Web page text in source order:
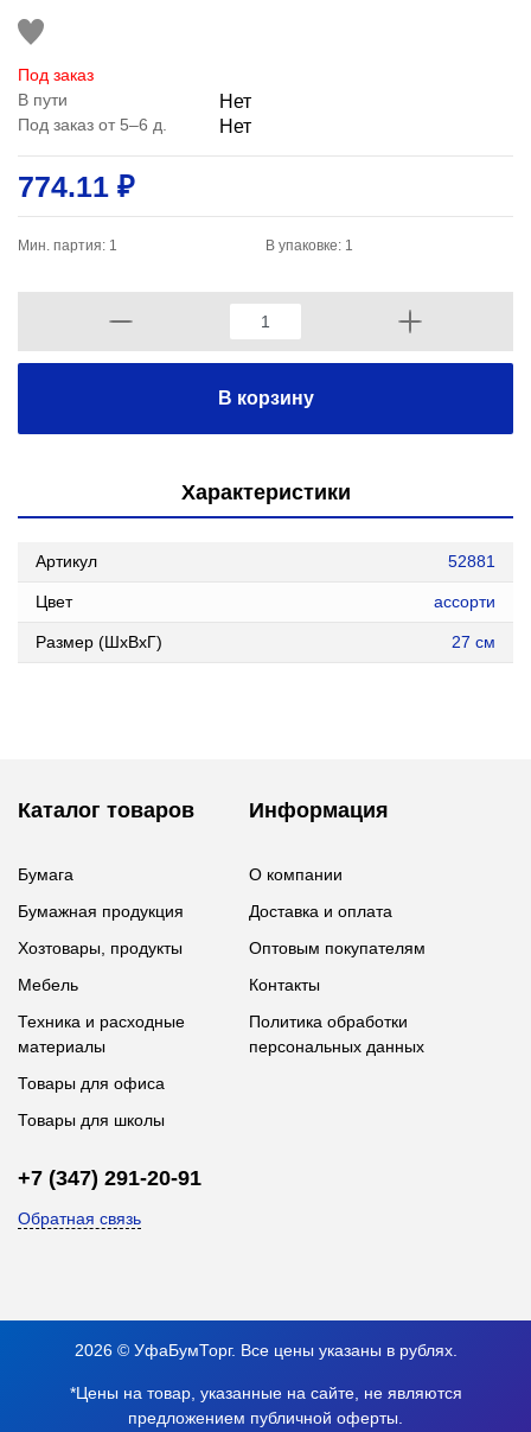
Под заказ
В пути
Нет
Под заказ от 5–6 д. Нет
774.11 ₽
Мин. партия: 1 В упаковке: 1
В корзину
Характеристики
Артикул 52881
Цвет ассорти
Размер (ШxВxГ) 27 см
Каталог товаров
Бумага
Бумажная продукция
Хозтовары, продукты
Мебель
Техника и расходные
материалы
Товары для офиса
Товары для школы
Информация
О компании
Доставка и оплата
Оптовым покупателям
Контакты
Политика обработки
персональных данных
+7 (347) 291-20-91
Обратная связь
2026 © УфаБумТорг. Все цены указаны в рублях.
*Цены на товар, указанные на сайте, не являются
предложением публичной оферты.